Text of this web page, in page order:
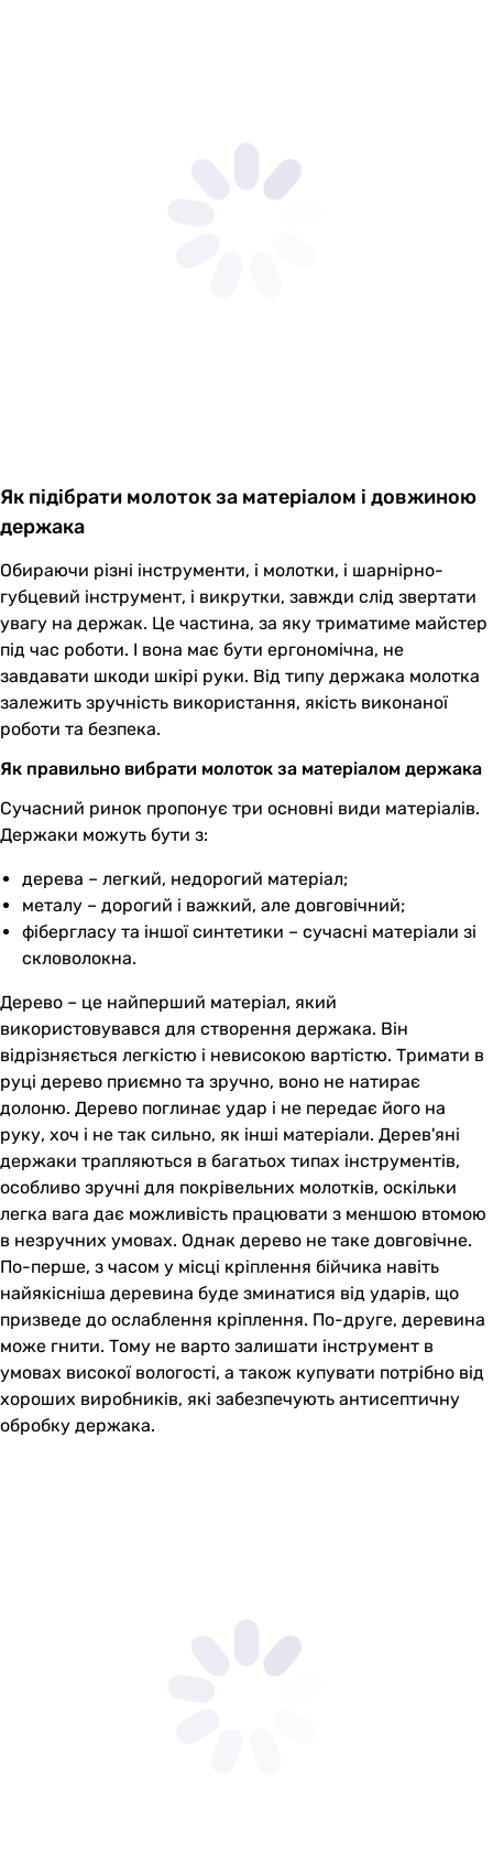
Як підібрати молоток за матеріалом і довжиною
держака
Обираючи різні інструменти, і молотки, і шарнірно-
губцевий інструмент, і викрутки, завжди слід звертати
увагу на держак. Це частина, за яку триматиме майстер
під час роботи. І вона має бути ергономічна, не
завдавати шкоди шкірі руки. Від типу держака молотка
залежить зручність використання, якість виконаної
роботи та безпека.
Як правильно вибрати молоток за матеріалом держака
Сучасний ринок пропонує три основні види матеріалів.
Держаки можуть бути з:
дерева – легкий, недорогий матеріал;
металу – дорогий і важкий, але довговічний;
фібергласу та іншої синтетики – сучасні матеріали зі
скловолокна.
Дерево – це найперший матеріал, який
використовувався для створення держака. Він
відрізняється легкістю і невисокою вартістю. Тримати в
руці дерево приємно та зручно, воно не натирає
долоню. Дерево поглинає удар і не передає його на
руку, хоч і не так сильно, як інші матеріали. Дерев'яні
держаки трапляються в багатьох типах інструментів,
особливо зручні для покрівельних молотків, оскільки
легка вага дає можливість працювати з меншою втомою
в незручних умовах. Однак дерево не таке довговічне.
По-перше, з часом у місці кріплення бійчика навіть
найякісніша деревина буде зминатися від ударів, що
призведе до ослаблення кріплення. По-друге, деревина
може гнити. Тому не варто залишати інструмент в
умовах високої вологості, а також купувати потрібно від
хороших виробників, які забезпечують антисептичну
обробку держака.